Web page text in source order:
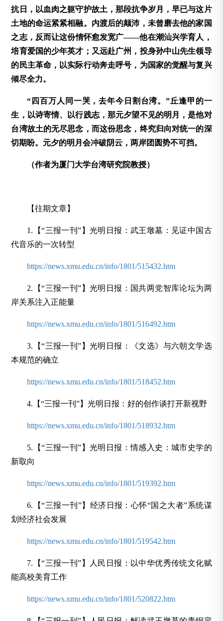
抗日，以血肉之躯守护故土，那段抗争岁月，早已与这片
土地的命运紧紧相融。内渡后的颠沛，未曾磨去他的家国
之志，反而让这份情怀愈发宽广——他在潮汕兴学育人，
培育爱国的少年英才；又远赴广州，投身孙中山先生领导
的民主革命，以实际行动奔走呼号，为国家的觉醒与复兴
倾尽全力。
“四百万人同一哭，去年今日割台湾。”丘逢甲的一
生，以诗寄情、以行践志，那元夕望不见的明月，是他对
台湾故土的无尽思念，而这份思念，终究归向对统一的深
切期盼。元夕的明月会冲破阴云，两岸团圆势不可挡。
（作者为厦门大学台湾研究院教授）
【往期文章】
1.【“三报一刊”】光明日报：武王墩墓：见证中国古
代音乐的一次转型
https://news.xmu.edu.cn/info/1801/515432.htm
2.【“三报一刊”】光明日报：国共两党智库论坛为两
岸关系注入正能量
https://news.xmu.edu.cn/info/1801/516492.htm
3.【“三报一刊”】光明日报：《文选》与六朝文学选
本规范的确立
https://news.xmu.edu.cn/info/1801/518452.htm
4.【“三报一刊”】光明日报：好的创作谈打开新视野
https://news.xmu.edu.cn/info/1801/518932.htm
5.【“三报一刊”】光明日报：情感入史：城市史学的
新取向
https://news.xmu.edu.cn/info/1801/519392.htm
6.【“三报一刊”】经济日报：心怀“国之大者”系统谋
划经济社会发展
https://news.xmu.edu.cn/info/1801/519542.htm
7.【“三报一刊”】人民日报：以中华优秀传统文化赋
能高校美育工作
https://news.xmu.edu.cn/info/1801/520822.htm